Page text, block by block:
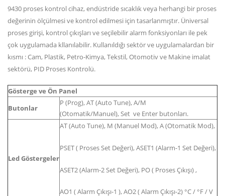
9430 proses kontrol cihaz, endüstride sıcaklık veya herhangi bir proses
değerinin ölçülmesi ve kontrol edilmesi için tasarlanmıştır. Üniversal
proses girişi, kontrol çıkışları ve seçilebilir alarm fonksiyonları ile pek
çok uygulamada kllanılabilir. Kullanıldığı sektör ve uygulamalardan bir
kısmı : Cam, Plastik, Petro-Kimya, Tekstil, Otomotiv ve Makine imalat
sektörü, PID Proses Kontrolü.
Gösterge ve Ön Panel
Butonlar
P (Prog), AT (Auto Tune), A/M
(Otomatik/Manuel), Set ve Enter butonları.
Led Göstergeler
AT (Auto Tune), M (Manuel Mod), A (Otomatik Mod),
PSET ( Proses Set Değeri), ASET1 (Alarm-1 Set Değeri),
ASET2 (Alarm-2 Set Değeri), PO ( Proses Çıkışı) ,
AO1 ( Alarm Çıkışı-1 ), AO2 ( Alarm Çıkışı-2) °C / °F / V